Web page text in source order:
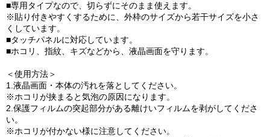
■専用タイプなので、切らずにそのまま使えます。
※貼り付きやすくするために、外枠のサイズから若干サイズを小さ
くしています。
■タッチパネルに対応しています。
■ホコリ、指紋、キズなどから、液晶画面を守ります。
＜使用方法＞
1.液晶画面・本体の汚れを落としてください。
※ホコリが挟まると気泡の原因になります。
2.保護フィルムの突起部分がある離けいフィルムを剥がしてくださ
い。
※ホコリが付かない様に注意してください。